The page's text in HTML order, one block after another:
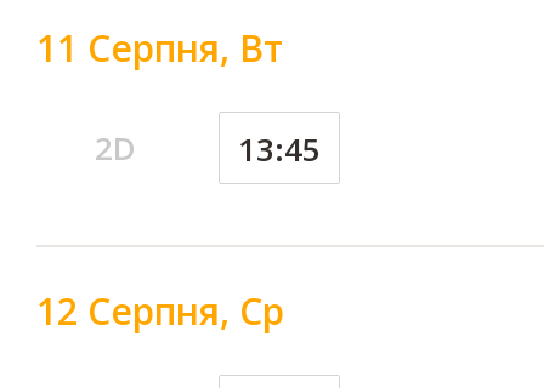
11 Серпня, Вт
2D 13:45
12 Серпня, Ср